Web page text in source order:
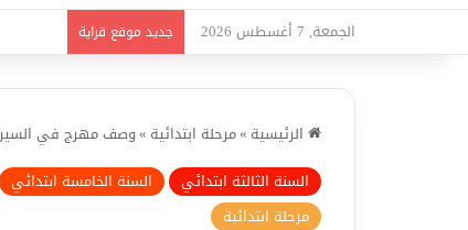
الجمعة, 7 أغسطس 2026 جديد موقع قراية
الرئيسية »مرحلة ابتدائية »وصف مهرج في
السنة الثالثة ابتدائي
السنة الخامسة ابتدائي
مرحلة ابتدائية